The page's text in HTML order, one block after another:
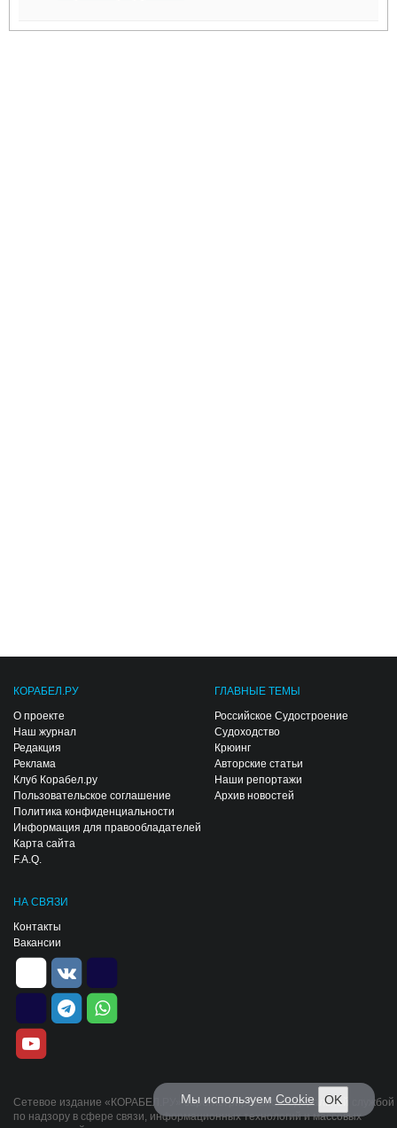
КОРАБЕЛ.РУ
О проекте
Наш журнал
Редакция
Реклама
Клуб Корабел.ру
Пользовательское соглашение
Политика конфиденциальности
Информация для правообладателей
Карта сайта
F.A.Q.
ГЛАВНЫЕ ТЕМЫ
Российское Судостроение
Судоходство
Крюинг
Авторские статьи
Наши репортажи
Архив новостей
НА СВЯЗИ
Контакты
Вакансии
Сетевое издание «КОРАБЕЛ.РУ» зарегистрировано Федеральной службой
по надзору в сфере связи, информационных технологий и массовых
Мы используем Cookie OK